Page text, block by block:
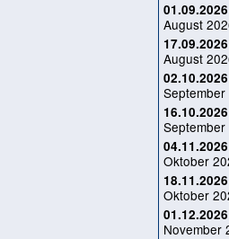
01.09.2026
August
17.09.2026
August
02.10.2026
16.10.2026
04.11.2026
Oktober
18.11.2026
Oktober
01.12.2026
November